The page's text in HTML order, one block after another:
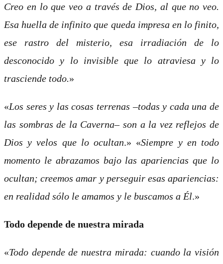
Creo en lo que veo a través de Dios, al que no veo.
Esa huella de infinito que queda impresa en lo finito,
ese rastro del misterio, esa irradiación de lo
desconocido y lo invisible que lo atraviesa y lo
trasciende todo.»
«Los seres y las cosas terrenas –todas y cada una de
las sombras de la Caverna– son a la vez reflejos de
Dios y velos que lo ocultan.» «Siempre y en todo
momento le abrazamos bajo las apariencias que lo
ocultan; creemos amar y perseguir esas apariencias:
en realidad sólo le amamos y le buscamos a Él.»
Todo depende de nuestra mirada
«Todo depende de nuestra mirada: cuando la visión